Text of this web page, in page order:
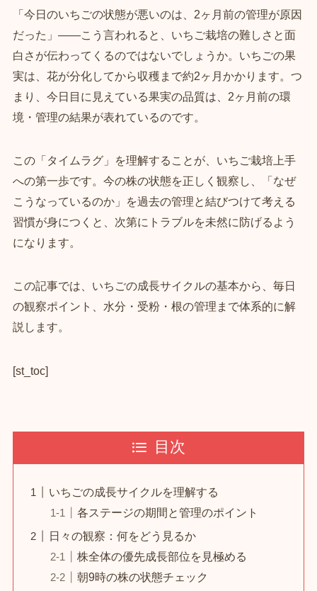
「今日のいちごの状態が悪いのは、2ヶ月前の管理が原因
だった」——こう言われると、いちご栽培の難しさと面
白さが伝わってくるのではないでしょうか。いちごの果
実は、花が分化してから収穫まで約2ヶ月かかります。つ
まり、今日目に見えている果実の品質は、2ヶ月前の環
境・管理の結果が表れているのです。
この「タイムラグ」を理解することが、いちご栽培上手
への第一歩です。今の株の状態を正しく観察し、「なぜ
こうなっているのか」を過去の管理と結びつけて考える
習慣が身につくと、次第にトラブルを未然に防げるよう
になります。
この記事では、いちごの成長サイクルの基本から、毎日
の観察ポイント、水分・受粉・根の管理まで体系的に解
説します。
[st_toc]
目次
いちごの成長サイクルを理解する
各ステージの期間と管理のポイント
日々の観察：何をどう見るか
株全体の優先成長部位を見極める
朝9時の株の状態チェック